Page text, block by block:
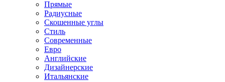
Прямые
Радиусные
Скошенные углы
Стиль
Современные
Евро
Английские
Дизайнерские
Итальянские